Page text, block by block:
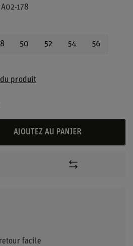
178
50 52 54 56
produit
AJOUTEZ AU PANIER
facile